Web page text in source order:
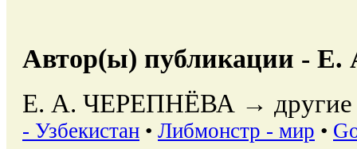
Автор(ы) публикации -
Е. А. ЧЕРЕПНЁВА → другие
- Узбекистан • Либмонстр - мир •